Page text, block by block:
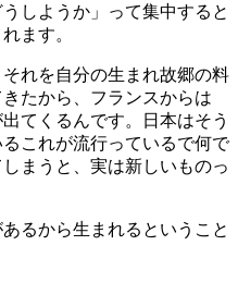
しようか」って集中すると
ます。
れを自分の生まれ故郷の料
たから、フランスからは
てくるんです。日本はそう
これが流行っているで何で
まうと、実は新しいものっ
るから生まれるということ